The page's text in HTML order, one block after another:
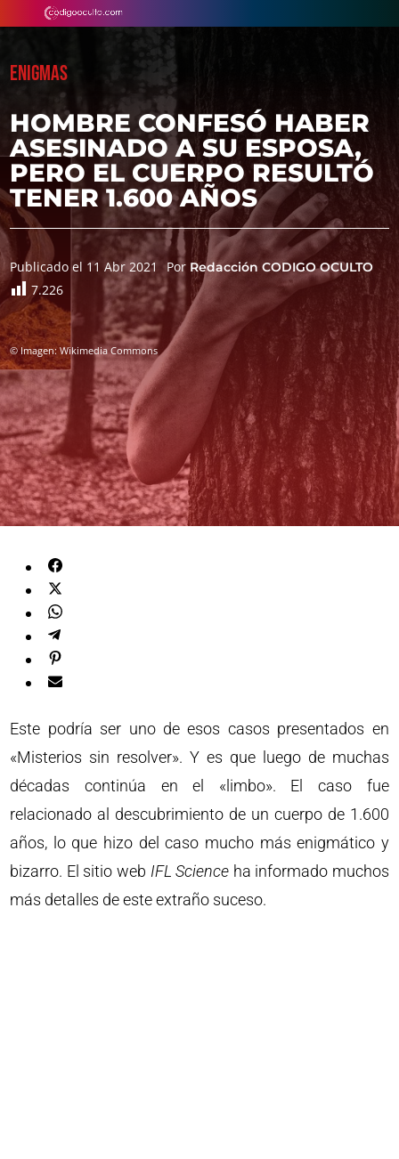
ENIGMAS
HOMBRE CONFESÓ HABER
ASESINADO A SU ESPOSA,
PERO EL CUERPO RESULTÓ
TENER 1.600 AÑOS
Publicado el 11 Abr 2021 Por Redacción CODIGO OCULTO
7.226
© Imagen: Wikimedia Commons
Este podría ser uno de esos casos presentados en
«Misterios sin resolver». Y es que luego de muchas
décadas continúa en el «limbo». El caso fue
relacionado al descubrimiento de un cuerpo de 1.600
años, lo que hizo del caso mucho más enigmático y
bizarro. El sitio web IFL Science ha informado muchos
más detalles de este extraño suceso.